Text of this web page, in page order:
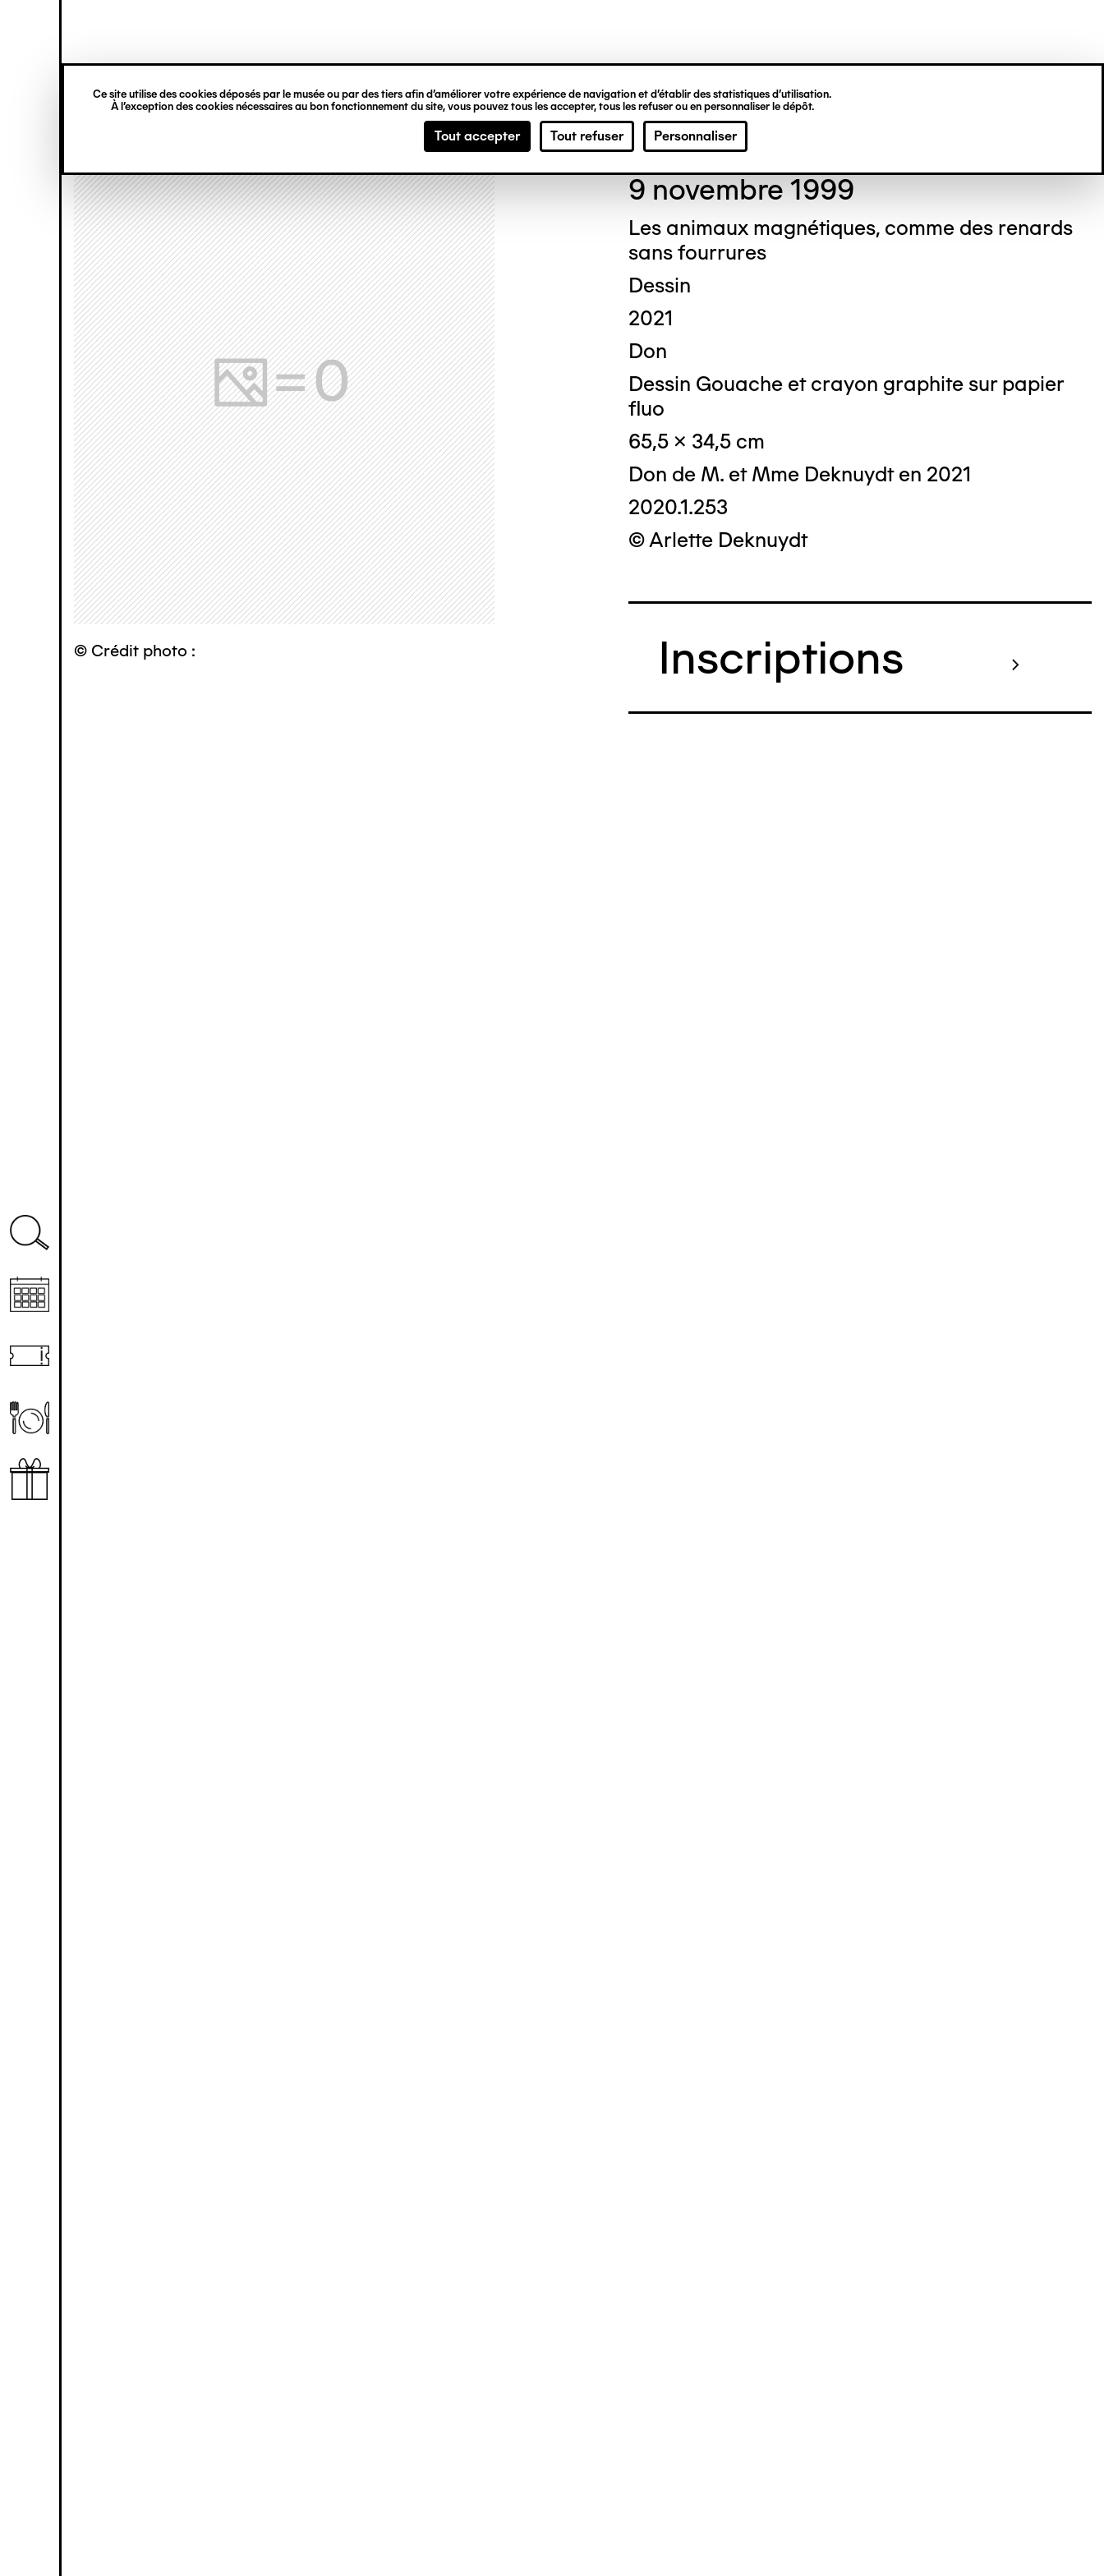
Ce site utilise des cookies déposés par le musée ou par des tiers afin d’améliorer votre expérience de navigation et d’établir des statistiques d’utilisation.
À l’exception des cookies nécessaires au bon fonctionnement du site, vous pouvez tous les accepter, tous les refuser ou en personnaliser le dépôt.
Tout accepter Tout refuser Personnaliser
principal
verticale
© Crédit photo :
Christine DEKNUYDT
9 novembre 1999
Les animaux magnétiques, comme des renards
sans fourrures
Dessin
2021
Don
Dessin Gouache et crayon graphite sur papier
fluo
65,5 x 34,5 cm
Don de M. et Mme Deknuydt en 2021
2020.1.253
© Arlette Deknuydt
Inscriptions